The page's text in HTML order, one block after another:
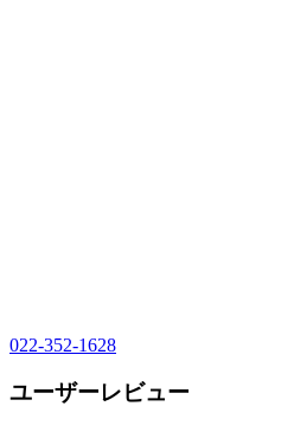
022-352-1628
ユーザーレビュー